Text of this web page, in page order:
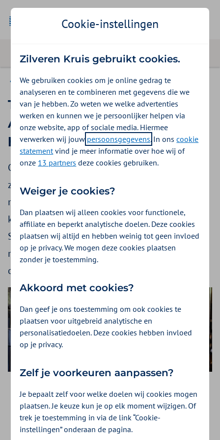
Klantverhalen
Twee KLM’ers checken in bij
Afvallen met Afspraken: wat is
hun bestemming?
Ongeveer de helft van de Nederlanders is te
zwaar. Dat is een probleem voor de
maatschappij, maar vooral ook voor mensen die
kampen met overgewicht. KLM-medewerkers
Sigrid Van Tol-Schakel en Evert Uitslag doen
mee met Afvallen met Afspraken en vertellen
over hun vlucht naar fitheid.
Voor mij is het extra goed om
gezond te leven en niet te zwaar
Cookie-instellingen
Zilveren Kruis gebruikt cookies.
We gebruiken cookies om je online gedrag te
analyseren en te combineren met gegevens die we
van je hebben. Zo weten we welke advertenties
werken en kunnen we je persoonlijker helpen via
onze website, app of sociale media. Hiermee
verwerken wij jouw persoonsgegevens. In onscookie
statementvind je meer informatie over hoe wij of
onze 13 partners deze cookies gebruiken.
Weiger je cookies?
Dan plaatsen wij alleen cookies voor functionele,
affiliate en beperkt analytische doelen. Deze cookies
plaatsen wij altijd en hebben weinig tot geen invloed
op je privacy. We mogen deze cookies plaatsen
zonder je toestemming.
Akkoord met cookies?
Dan geef je ons toestemming om ook cookies te
plaatsen voor uitgebreid analytische en
personalisatiedoelen. Deze cookies hebben invloed
op je privacy.
Zelf je voorkeuren aanpassen?
Je bepaalt zelf voor welke doelen wij cookies mogen
plaatsen. Je keuze kun je op elk moment wijzigen. Of
trek je toestemming in via de link “Cookie-
instellingen” onderaan de pagina.